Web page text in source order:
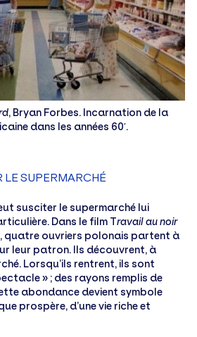
, Bryan Forbes. Incarnation de la
dans les années 60′.
LE SUPERMARCHÉ
susciter le supermarché lui
Dans le film Travail au noir
quatre ouvriers polonais partent à
leur patron. Ils découvrent, à
Lorsqu’ils rentrent, ils sont
» ; des rayons remplis de
abondance devient symbole
prospère, d’une vie riche et